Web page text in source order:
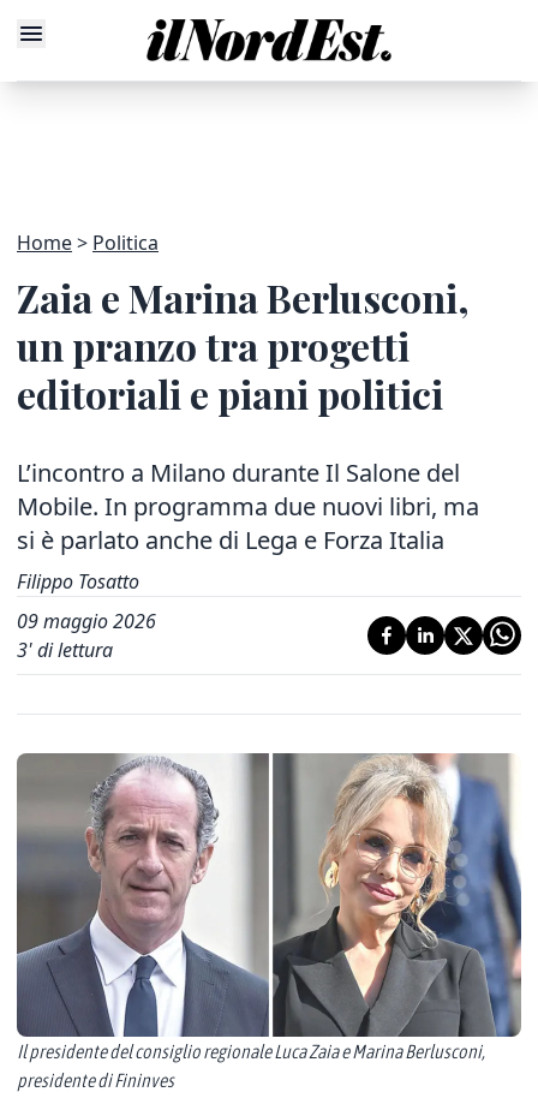
Home Politica
Zaia e Marina Berlusconi,
un pranzo tra progetti
editoriali e piani politici
L’incontro a Milano durante Il Salone del
Mobile. In programma due nuovi libri, ma
si è parlato anche di Lega e Forza Italia
Filippo Tosatto
09 maggio 2026
3' di lettura
Il presidente del consiglio regionale Luca Zaia e Marina Berlusconi,
presidente di Fininves